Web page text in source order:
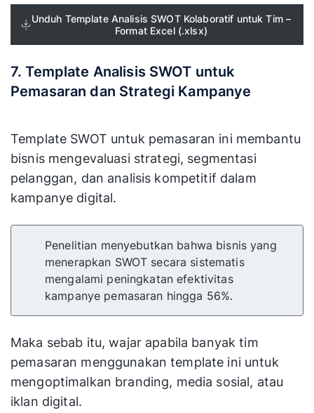
Unduh Template Analisis SWOT Kolaboratif untuk Tim –
Format Excel (.xlsx)
7. Template Analisis SWOT untuk
Pemasaran dan Strategi Kampanye
Template SWOT untuk pemasaran ini membantu
bisnis mengevaluasi strategi, segmentasi
pelanggan, dan analisis kompetitif dalam
kampanye digital.
Penelitian menyebutkan bahwa bisnis yang
menerapkan SWOT secara sistematis
mengalami peningkatan efektivitas
kampanye pemasaran hingga 56%.
Maka sebab itu, wajar apabila banyak tim
pemasaran menggunakan template ini untuk
mengoptimalkan branding, media sosial, atau
iklan digital.